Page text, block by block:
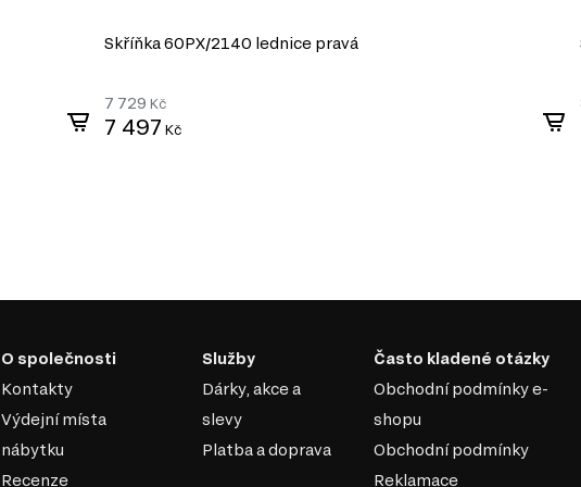
Skříňka 60PХ/2140 lednice pravá
7 729 Kč
7 497 Kč
O společnosti
Kontakty
Výdejní místa
nábytku
Recenze
Služby
Dárky, akce a
slevy
Platba a doprava
Často kladené otázky
Obchodní podmínky e-
shopu
Obchodní podmínky
Reklamace